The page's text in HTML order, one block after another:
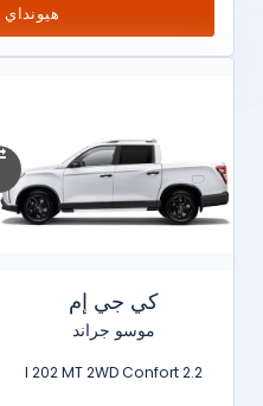
هيونداي VS شيري
كي جي إم
موسو جراند
2.2 l 202 MT 2WD Confort